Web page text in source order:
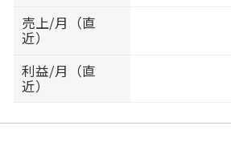
売上/月（直
近）
利益/月（直
近）